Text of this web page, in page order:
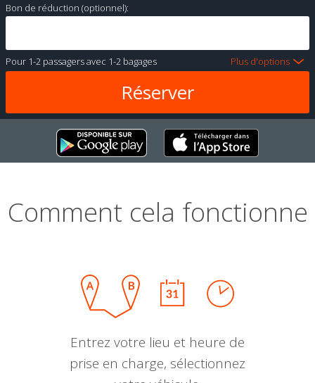
Bon de réduction (optionnel):
Pour 1-2 passagersavec 1-2 bagages Plus d'options
Comment cela fonctionne
Entrez votre lieu et heure de
prise en charge, sélectionnez